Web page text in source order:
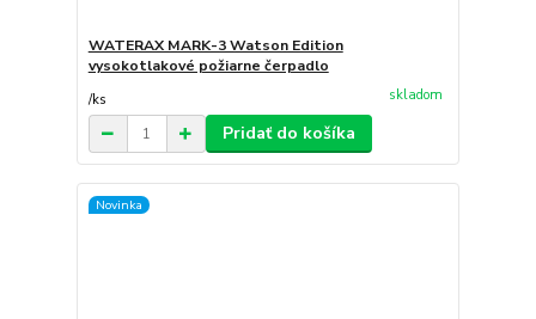
WATERAX MARK-3 Watson Edition
vysokotlakové požiarne čerpadlo
/ks skladom
Pridať do košíka
Novinka